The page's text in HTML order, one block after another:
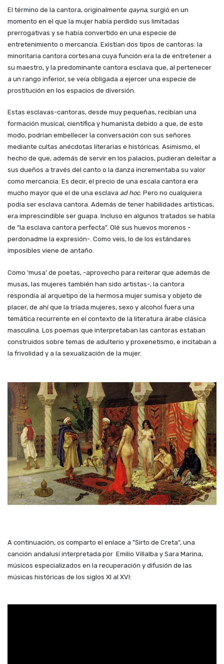
El término de la cantora, originalmente qayna, surgió en un
momento en el que la mujer había perdido sus limitadas
prerrogativas y se había convertido en una especie de
entretenimiento o mercancía. Existían dos tipos de cantoras: la
minoritaria cantora cortesana cuya función era la de entretener a
su maestro, y la predominante cantora esclava que, al pertenecer
a un rango inferior, se veía obligada a ejercer una especie de
prostitución en los espacios de diversión.
Estas esclavas-cantoras, desde muy pequeñas, recibían una
formación musical, científica y humanista debido a que, de este
modo, podrían embellecer la conversación con sus señores
mediante cultas anécdotas literarias e históricas. Asimismo, el
hecho de que, además de servir en los palacios, pudieran deleitar a
sus dueños a través del canto o la danza incrementaba su valor
como mercancía. Es decir, el precio de una escala cantora era
mucho mayor que el de una esclava ad hoc. Pero no cualquiera
podía ser esclava cantora. Además de tener habilidades artísticas,
era imprescindible ser guapa. Incluso en algunos tratados se habla
de “la esclava cantora perfecta”. Olé sus huevos morenos -
perdonadme la expresión-. Como veis, lo de los estándares
imposibles viene de antaño.
Como ‘musa’ de poetas, -aprovecho para reiterar que además de
musas, las mujeres también han sido artistas-, la cantora
respondía al arquetipo de la hermosa mujer sumisa y objeto de
placer, de ahí que la tríada mujeres, sexo y alcohol fuera una
temática recurrente en el contexto de la literatura árabe clásica
masculina. Los poemas que interpretaban las cantoras estaban
construidos sobre temas de adulterio y proxenetismo, e incitaban a
la frivolidad y a la sexualización de la mujer.
A continuación, os comparto el enlace a "Sirto de Creta”, una
canción andalusí interpretada por Emilio Villalba y Sara Marina,
músicos especializados en la recuperación y difusión de las
músicas históricas de los siglos XI al XVI: